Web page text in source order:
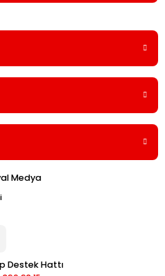
siz yapın!
Medya
Destek Hattı